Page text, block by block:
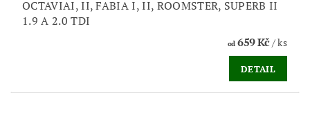
OCTAVIAI, II, FABIA I, II, ROOMSTER, SUPERB II
1.9 A 2.0 TDI
od659 Kč/ ks
DETAIL